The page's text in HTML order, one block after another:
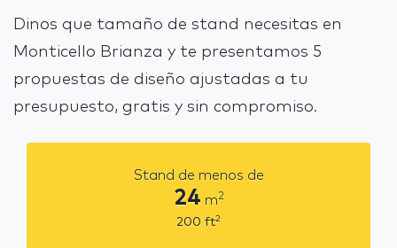
Dinos que tamaño de stand necesitas en
Monticello Brianza y te presentamos 5
propuestas de diseño ajustadas a tu
presupuesto, gratis y sin compromiso.
Stand de menos de
24 m2
200 ft2